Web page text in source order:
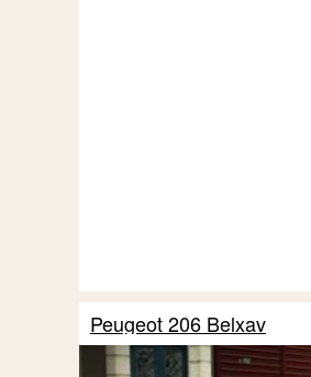
Peugeot 206 Belxav